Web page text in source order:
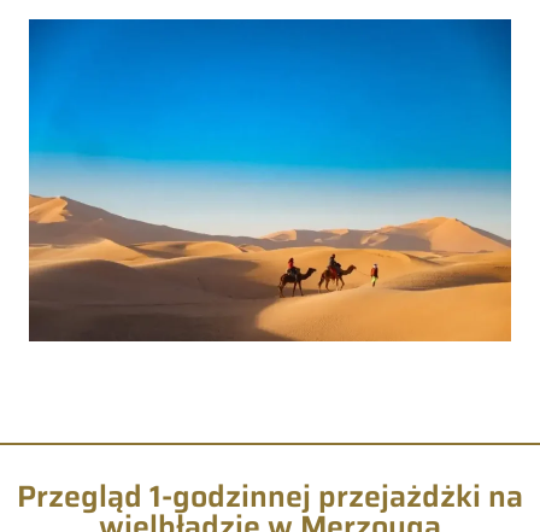
Przegląd 1-godzinnej przejażdżki na